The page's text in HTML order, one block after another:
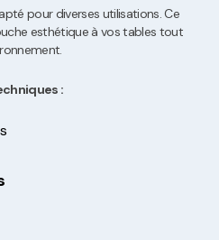
pour diverses utilisations. Ce
esthétique à vos tables tout
: